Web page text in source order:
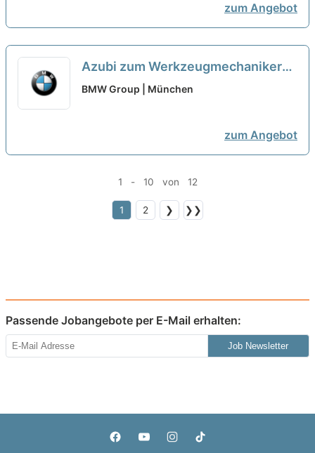
zum Angebot
Azubi zum Werkzeugmechaniker
(w/m/x) - Werk [4 Plätze]
BMW Group | München
zum Angebot
1 - 10 von 12
1 2 ❯ ❯❯
Passende Jobangebote per E-Mail erhalten:
Job Newsletter